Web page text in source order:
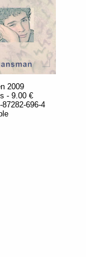
2009
- 9.00 €
87282-696-4